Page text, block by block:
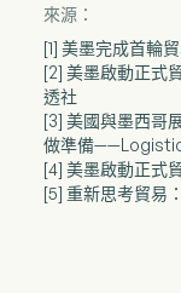
來源：
[1] 美墨完成首輪
[2] 美墨啟動正式
透社
[3] 美國與墨西哥
做準備
[4] 美墨啟動正式
[5] 重新思考貿易